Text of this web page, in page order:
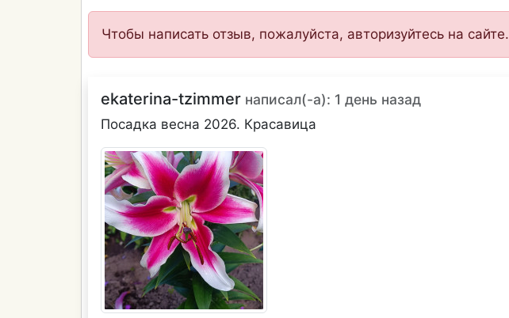
Чтобы написать отзыв, пожалуйста, авторизуйтесь на сайте.
ekaterina-tzimmer написал(-а): 1 день назад
Посадка весна 2026. Красавица